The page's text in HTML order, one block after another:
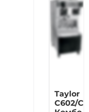
Taylor
C602/